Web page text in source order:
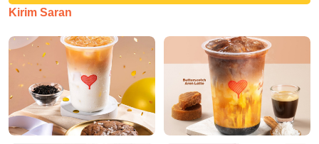
Kirim Saran